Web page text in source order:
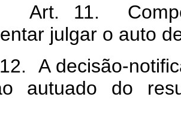
Compete
julgar o auto
decisão-
autuado do